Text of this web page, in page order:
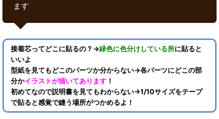
ます
接着芯ってどこに貼るの？→緑色に色分けしている所に貼ると
いいよ
型紙を見てもどこのパーツか分からない→各パーツにどこの部
分かイラストが描いてあります ！
初めてなので説明書を見てもわからない→1/10サイズをテープ
で貼ると感覚で縫う場所がつかめるよ！